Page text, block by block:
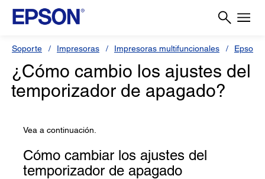
Soporte Impresoras Impresoras multifuncionales Epson
¿Cómo cambio los ajustes del
temporizador de apagado?
Vea a continuación.
Cómo cambiar los ajustes del
temporizador de apagado